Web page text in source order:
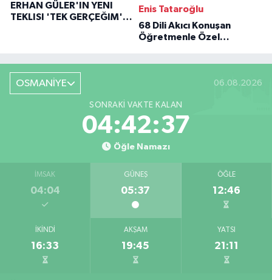
ERHAN GÜLER'IN YENI
TEKLISI 'TEK GERÇEĞIM'LE
Enis Tataroğlu
68 Dili Akıcı Konuşan
Öğretmenle Özel
OSMANİYE 06.08.2026
SONRAKI VAKTE KALAN
04:42:36
Öğle Namazı
İMSAK
04:04
GÜNEŞ
05:37
ÖĞLE
12:46
İKINDI
16:33
AKŞAM
19:45
YATSI
21:11